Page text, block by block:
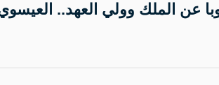
عن الملك وولي العهد..